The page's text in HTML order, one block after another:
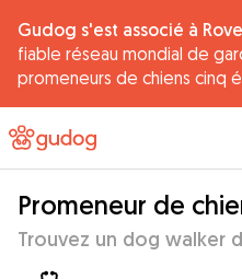
Gudog s'est associé à
fiable réseau mondial de
promeneurs de chiens cinq
Promeneur de
Trouvez un dog walker